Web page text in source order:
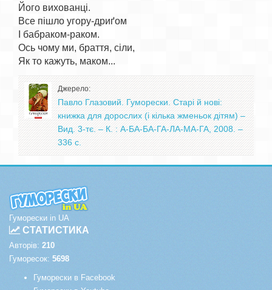
Його вихованці.
Все пішло угору-дриґом
І бабраком-раком.
Ось чому ми, браття, сіли,
Джерело:
Павло Глазовий. Гуморески. Старі й нові:
книжка для дорослих (і кілька жменьок дітям) –
Вид. 3-тє. – К. : А-БА-БА-ГА-ЛА-МА-ГА, 2008. –
336 с.
Гуморески in UA
СТАТИСТИКА
Авторів: 210
Гуморесок: 5698
Гуморески в Facebook